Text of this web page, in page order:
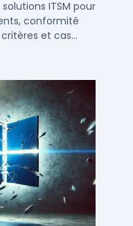
ITSM pour
conformité
et cas